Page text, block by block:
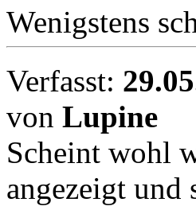
Wenigstens
Verfasst:
von Lupine
Scheint wohl
angezeigt und